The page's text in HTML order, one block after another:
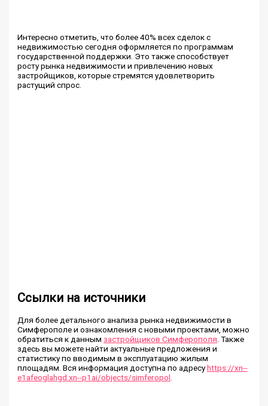
Интересно отметить, что более 40% всех сделок с
недвижимостью сегодня оформляется по программам
государственной поддержки. Это также способствует
росту рынка недвижимости и привлечению новых
застройщиков, которые стремятся удовлетворить
растущий спрос.
Ссылки на источники
Для более детального анализа рынка недвижимости в
Симферополе и ознакомления с новыми проектами, можно
обратиться к данным застройщиков Симферополя . Также
здесь вы можете найти актуальные предложения и
статистику по вводимым в эксплуатацию жилым
площадям. Вся информация доступна по адресуhttps://xn--
e1afeoglahgd.xn--p1ai/objects/simferopol